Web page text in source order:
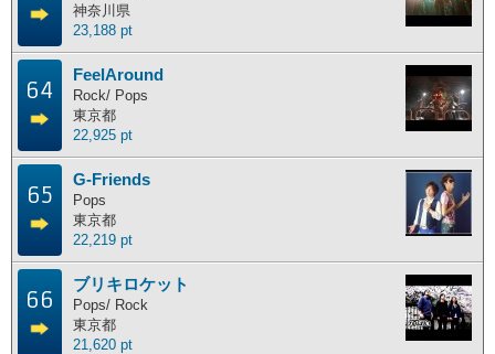
海外
ポイント獲得履歴
神奈川県
23,188 pt
64
FeelAround
Rock/ Pops
東京都
22,925 pt
65
G-Friends
Pops
東京都
22,219 pt
66
ブリキロケット
Pops/ Rock
東京都
21,620 pt